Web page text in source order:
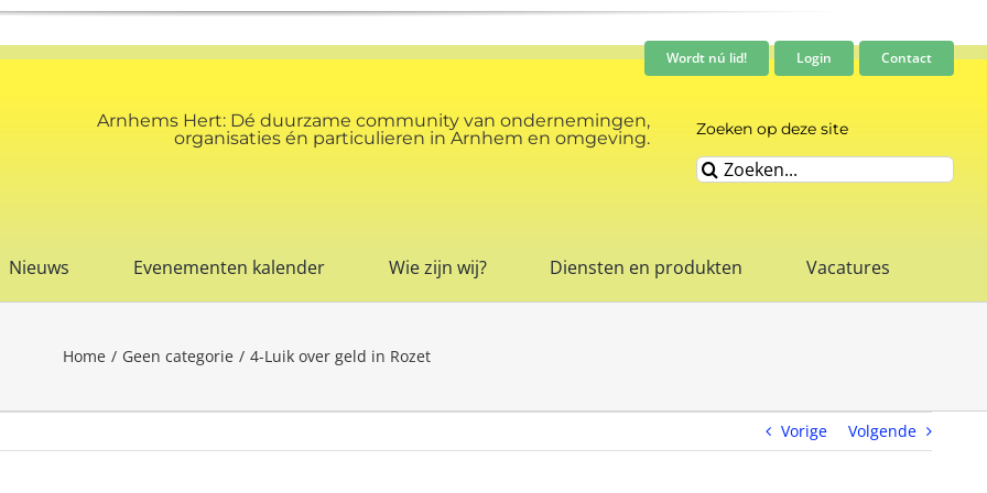
Wordt nú lid! Login Contact
Arnhems Hert: Dé duurzame community van ondernemingen,
organisaties én particulieren in Arnhem en omgeving.
Zoeken op deze site
Zoeken
naar:
Nieuws Evenementen kalender Wie zijn wij? Diensten en produkten Vacatures
Home Geen categorie 4-Luik over geld in Rozet
Vorige Volgende